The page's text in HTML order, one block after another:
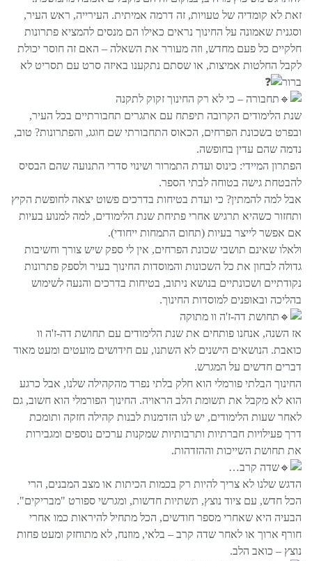
זאת לא קומדיה של טעויות, זה דרמה אמיתית. העירייה, ראש העיר,
וסגנית שאמונה על החינוך נראים כאילו הם מנסים להמציא פתרונות
חלקיים כל פעם מחדש, וזה מעורר את השאלה – האם זה חוסר יכולת
לקבל החלטות אמיצות, או שסתם נתקענו באיזה סרט עם תסריט לא
ברור
תחבורה – כי לא רק החינוך זקוק לתקנה
שנת הלימודים הקרובה תיפתח עם אתגרים תחבורתיים בכל העיר,
ובפרט בשכונת הפרחים, הכאוס התחבורתי שם חוגג, והפתרונות? טוב,
נדמה שהם עדין בחופשה.
הפתרון המיידי: כינוס ועדת התמרור ושינוי סדרי התנועה שהם הבסיס
להבטחת גישה בטוחה לבתי הספר.
אבל למה להמתין? כי ועדת בטיחות בדרכים פשוט יצאה לחופשת הקיץ
ותחזור כשהיא תרגיש אחרי פתיחת שנת הלימודים, למה למנוע בעיות
אם אפשר לייצר בעיות (תחום התמחות ייחודי).
ולאלו שאינם תושבי שכונת הפרחים, אין לי ספק שיש צורך וחשיבות
גדולה לבחון את כל השכונות והמוסדות החינוך בעיר ולספק פתרונות
נקודתיים ושכונתיים בנושא ניתוב, בטיחות בדרכים והנעה לשימוש
בהליכה ובאופנים למוסדות החינוך.
תחושת דה-ז'ה וו מתוקה
אז השנה, אנחנו פותחים את שנת הלימודים עם תחושת דה-ז'ה וו
כואבת. הנושאים הישנים לא השתנו, עם חידושים מועטים ומעט מאוד
דברים חדשים על המגרש.
החינוך הבלתי פורמלי הוא חלק בלתי נפרד מהקהילה שלנו, אבל כרגע
הוא לא מקבל את תשומת הלב הראויה. החינוך הפורמלי הוא חשוב, גם
לאחר שעות הלימודים, יש לנו הזדמנות לבנות קהילה חזקה ותומכת
דרך פעילויות חברתיות ותרבותיות שמקנות ערכים נוספים ומגבירות
את תחושת השייכות וההזדהות.
שדה קרב…
הדגש שלנו לא צריך להיות רק בכמות הכיתות או מצב המבנים, הרי
הכל חדש, עם ציוד נוצץ, תשתיות חדשות, ומגרשי ספורט "מבריקים".
הבעיה היא שאחרי מספר חודשים, הכל מתחיל להיראות כמו אחרי
חורף ארוך או לאחר שדה קרב – בלאי, מוזנח, לא מתוחזק ומעט פחות
נוצץ – כואב הלב.